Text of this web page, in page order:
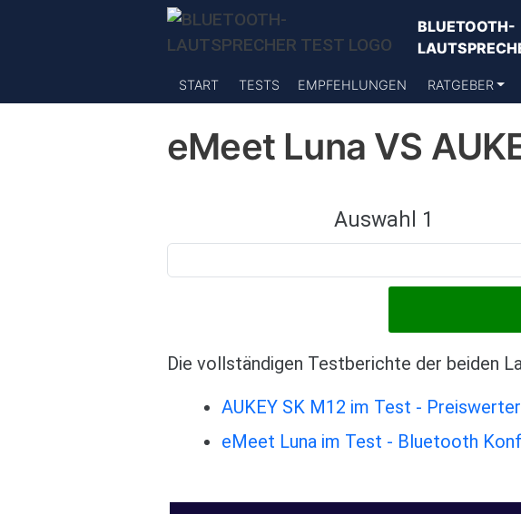
BLUETOOTH-
START TESTS EMPFEHLUNGEN RATGEBER
eMeet Luna VS
Auswahl 1
Die vollständigen Testberichte der beiden
AUKEY SK M12 im Test -
eMeet Luna im Test - Bluetooth